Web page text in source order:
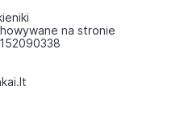
na stronie